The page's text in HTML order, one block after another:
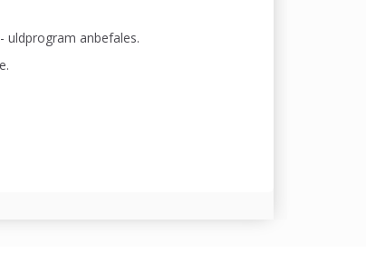
uldprogram anbefales.